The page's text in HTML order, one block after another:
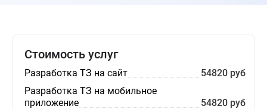
Стоимость услуг
Разработка ТЗ на сайт
54820 руб
Разработка ТЗ на мобильное
приложение
54820 руб